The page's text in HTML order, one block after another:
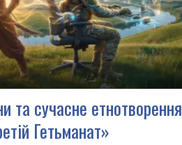
та сучасне етнотворення
Гетьманат»